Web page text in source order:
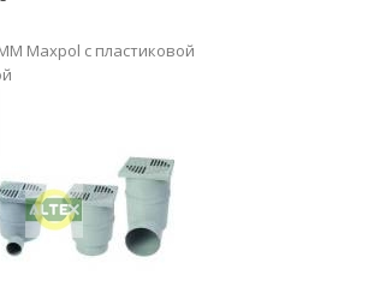
Maxpol с пластиковой